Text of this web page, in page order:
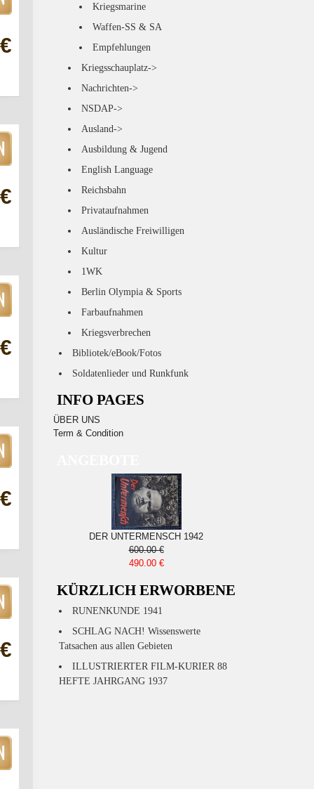
Kriegsmarine
Waffen-SS & SA
Empfehlungen
Kriegsschauplatz->
Nachrichten->
NSDAP->
Ausland->
Ausbildung & Jugend
English Language
Reichsbahn
Privataufnahmen
Ausländische Freiwilligen
Kultur
1WK
Berlin Olympia & Sports
Farbaufnahmen
Kriegsverbrechen
Bibliotek/eBook/Fotos
Soldatenlieder und Runkfunk
INFO PAGES
ÜBER UNS
Term & Condition
DER UNTERMENSCH 1942
600.00 €
490.00 €
KÜRZLICH ERWORBENE
RUNENKUNDE 1941
SCHLAG NACH! Wissenswerte
Tatsachen aus allen Gebieten
ILLUSTRIERTER FILM-KURIER 88
HEFTE JAHRGANG 1937